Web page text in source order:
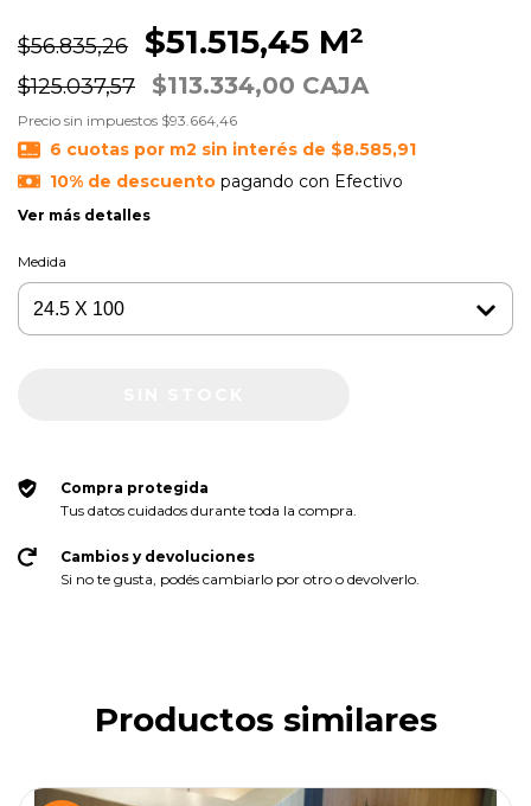
$56.835,26 $51.515,45 M²
$125.037,57 $113.334,00 CAJA
Precio sin impuestos $93.664,46
6 cuotas por m2 sin interés de $8.585,91
10% de descuentopagando con Efectivo
Ver más detalles
Medida
Compra protegida
Tus datos cuidados durante toda la compra.
Cambios y devoluciones
Si no te gusta, podés cambiarlo por otro o devolverlo.
Productos similares